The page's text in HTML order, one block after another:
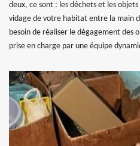
deux, ce sont : les déchets et les
vidage de votre habitat entre la main
besoin de réaliser le dégagement des
prise en charge par une équipe